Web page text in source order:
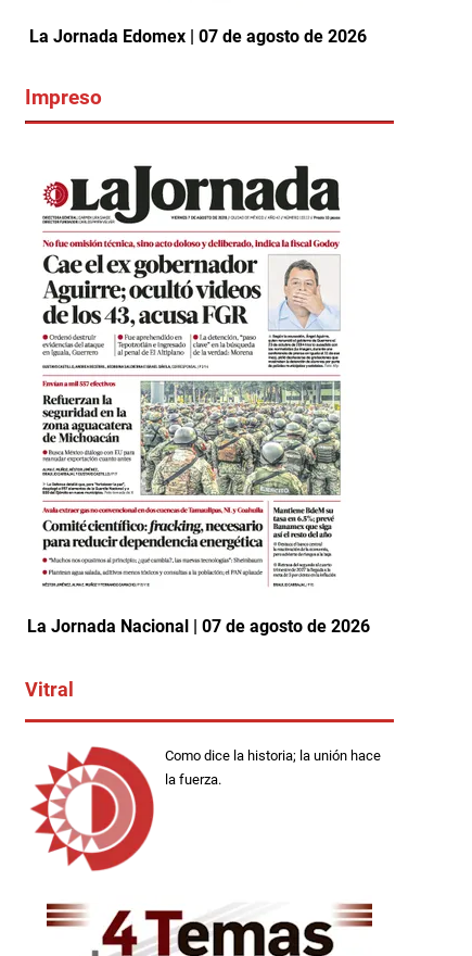
La Jornada Edomex | 07 de agosto de 2026
Impreso
La Jornada Nacional | 07 de agosto de 2026
Vitral
Como dice la historia; la unión hace
la fuerza.